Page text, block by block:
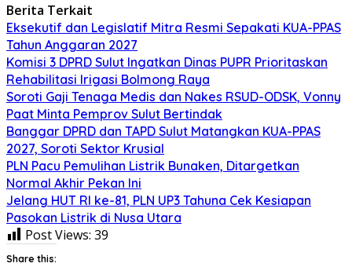
Berita Terkait
Eksekutif dan Legislatif Mitra Resmi Sepakati KUA-PPAS
Tahun Anggaran 2027
Komisi 3 DPRD Sulut Ingatkan Dinas PUPR Prioritaskan
Rehabilitasi Irigasi Bolmong Raya
Soroti Gaji Tenaga Medis dan Nakes RSUD-ODSK, Vonny
Paat Minta Pemprov Sulut Bertindak
Banggar DPRD dan TAPD Sulut Matangkan KUA-PPAS
2027, Soroti Sektor Krusial
PLN Pacu Pemulihan Listrik Bunaken, Ditargetkan
Normal Akhir Pekan Ini
Jelang HUT RI ke-81, PLN UP3 Tahuna Cek Kesiapan
Pasokan Listrik di Nusa Utara
Post Views: 39
Share this: